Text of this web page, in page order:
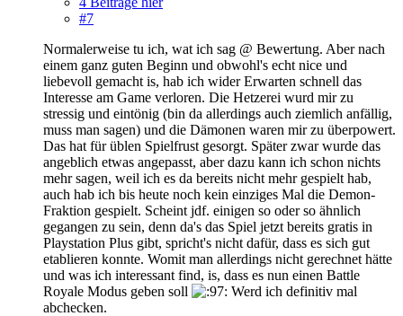
#7
Normalerweise tu ich, wat ich sag @ Bewertung. Aber nach
einem ganz guten Beginn und obwohl's echt nice und
liebevoll gemacht is, hab ich wider Erwarten schnell das
Interesse am Game verloren. Die Hetzerei wurd mir zu
stressig und eintönig (bin da allerdings auch ziemlich anfällig,
muss man sagen) und die Dämonen waren mir zu überpowert.
Das hat für üblen Spielfrust gesorgt. Später zwar wurde das
angeblich etwas angepasst, aber dazu kann ich schon nichts
mehr sagen, weil ich es da bereits nicht mehr gespielt hab,
auch hab ich bis heute noch kein einziges Mal die Demon-
Fraktion gespielt. Scheint jdf. einigen so oder so ähnlich
gegangen zu sein, denn da's das Spiel jetzt bereits gratis in
Playstation Plus gibt, spricht's nicht dafür, dass es sich gut
etablieren konnte. Womit man allerdings nicht gerechnet hätte
und was ich interessant find, is, dass es nun einen Battle
Royale Modus geben soll
Werd ich definitiv mal
abchecken.